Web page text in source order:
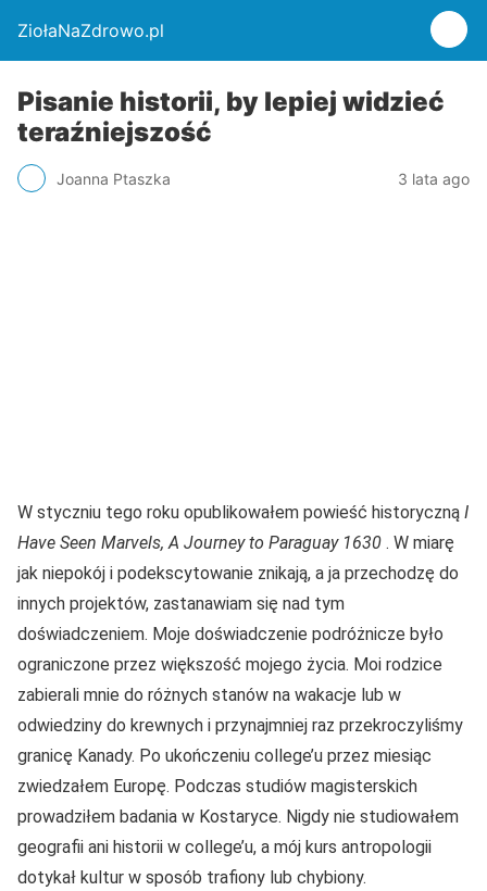
ZiołaNaZdrowo.pl
Pisanie historii, by lepiej widzieć
teraźniejszość
Joanna Ptaszka 3 lata ago
W styczniu tego roku opublikowałem powieść historyczną I
Have Seen Marvels, A Journey to Paraguay 1630 . W miarę
jak niepokój i podekscytowanie znikają, a ja przechodzę do
innych projektów, zastanawiam się nad tym
doświadczeniem. Moje doświadczenie podróżnicze było
ograniczone przez większość mojego życia. Moi rodzice
zabierali mnie do różnych stanów na wakacje lub w
odwiedziny do krewnych i przynajmniej raz przekroczyliśmy
granicę Kanady. Po ukończeniu college’u przez miesiąc
zwiedzałem Europę. Podczas studiów magisterskich
prowadziłem badania w Kostaryce. Nigdy nie studiowałem
geografii ani historii w college’u, a mój kurs antropologii
dotykał kultur w sposób trafiony lub chybiony.